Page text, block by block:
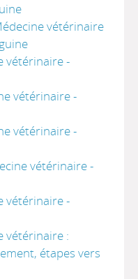
vétérinaire
vétérinaire -
vétérinaire -
vétérinaire -
vétérinaire -
vétérinaire -
vétérinaire :
étapes vers